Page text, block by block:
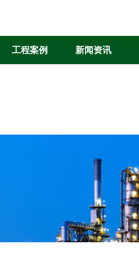
工程案例 新闻资讯